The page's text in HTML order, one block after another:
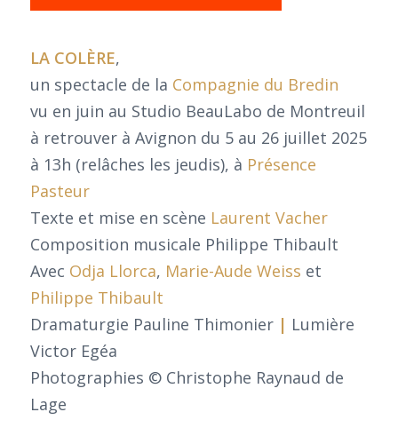
LA COLÈRE,
un spectacle de la Compagnie du Bredin
vu en juin au Studio BeauLabo de Montreuil
à retrouver à Avignon du 5 au 26 juillet 2025
à 13h (relâches les jeudis), à Présence
Pasteur
Texte et mise en scène Laurent Vacher
Composition musicale Philippe Thibault
Avec Odja Llorca, Marie-Aude Weiss et
Philippe Thibault
Dramaturgie Pauline Thimonier| Lumière
Victor Egéa
Photographies © Christophe Raynaud de
Lage